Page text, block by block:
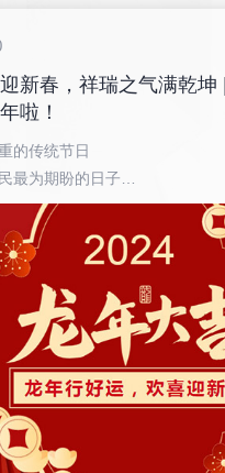
新春，祥瑞之气满乾坤
啦！
的传统节日
最为期盼的日子
度佳节